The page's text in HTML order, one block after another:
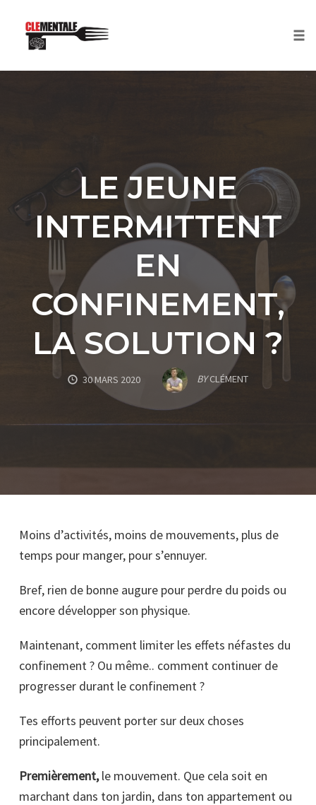
LE JEUNE
INTERMITTENT
EN
CONFINEMENT,
LA SOLUTION ?
30 MARS 2020 BYCLÉMENT
Moins d’activités, moins de mouvements, plus de
temps pour manger, pour s’ennuyer.
Bref, rien de bonne augure pour perdre du poids ou
encore développer son physique.
Maintenant, comment limiter les effets néfastes du
confinement ? Ou même.. comment continuer de
progresser durant le confinement ?
Tes efforts peuvent porter sur deux choses
principalement.
Premièrement,le mouvement. Que cela soit en
marchant dans ton jardin, dans ton appartement ou